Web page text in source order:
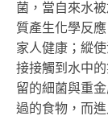
菌，當自來水
質產生化學反
家人健康；縱
接接觸到水中
留的細菌與重
過的食物，而